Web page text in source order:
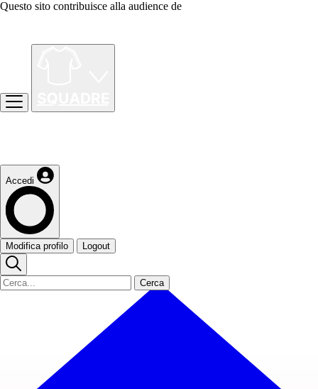
Questo sito contribuisce alla audience de
Accedi
Modifica profilo Logout
Cerca